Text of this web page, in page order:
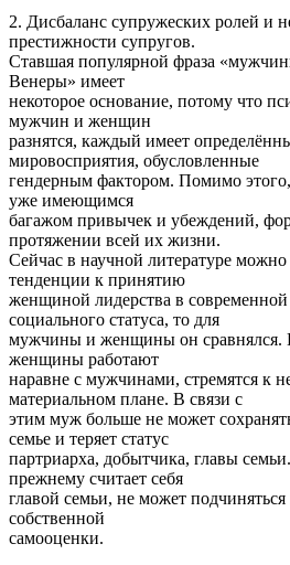
2. Дисбаланс супружеских ролей и
престижности супругов.
Ставшая популярной фраза
Венеры» имеет
некоторое основание, потому что
мужчин и женщин
разнятся, каждый имеет
мировосприятия, обусловленные
гендерным фактором. Помимо
уже имеющимся
багажом привычек и убеждений,
протяжении всей их жизни.
Сейчас в научной литературе
тенденции к принятию
женщиной лидерства в современной
социального статуса, то для
мужчины и женщины он сравнялся.
женщины работают
наравне с мужчинами, стремятся к
материальном плане. В связи с
этим муж больше не может
семье и теряет статус
партриарха, добытчика, главы
прежнему считает себя
главой семьи, не может
собственной
самооценки.